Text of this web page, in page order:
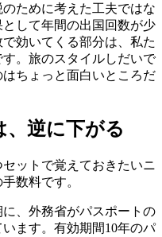
ために考えた工夫ではな
して年間の出国回数が少
効いてくる部分は、私た
。旅のスタイルしだいで
ちょっと面白いところだ
逆に下がる
ットで覚えておきたいニ
数料です。
、外務省がパスポートの
ます。有効期間10年のパ